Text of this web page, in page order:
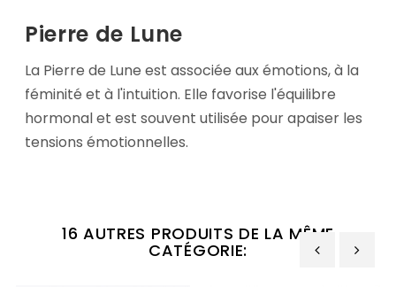
Pierre de Lune
La Pierre de Lune est associée aux émotions, à la
féminité et à l'intuition. Elle favorise l'équilibre
hormonal et est souvent utilisée pour apaiser les
tensions émotionnelles.
16 AUTRES PRODUITS DE LA MÊME
CATÉGORIE: